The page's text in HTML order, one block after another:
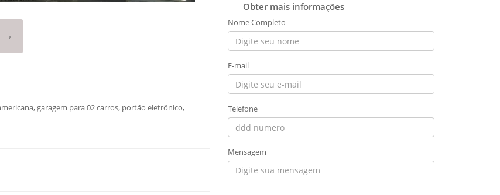
›
garagem para 02 carros, portão eletrônico,
Obter mais informações
Nome Completo
E-mail
Telefone
Mensagem